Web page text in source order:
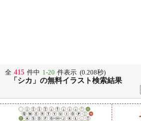
全 415 件中 1-20 件表示 (0.208秒)
「シカ」の無料イラスト検索結果